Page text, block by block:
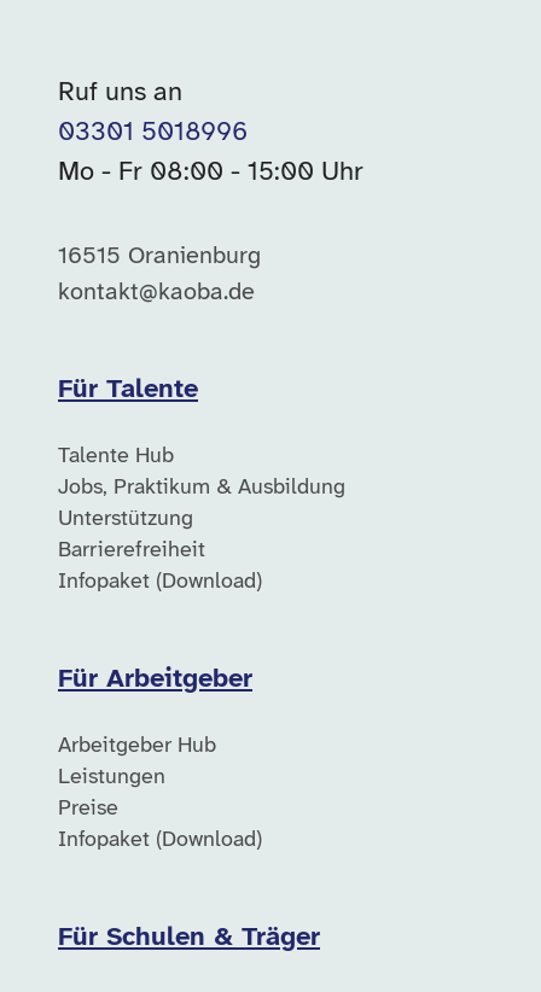
Ruf uns an
03301 5018996
Mo - Fr 08:00 - 15:00 Uhr
16515 Oranienburg
kontakt@kaoba.de
Für Talente
Talente Hub
Jobs, Praktikum & Ausbildung
Unterstützung
Barrierefreiheit
Infopaket (Download)
Für Arbeitgeber
Arbeitgeber Hub
Leistungen
Preise
Infopaket (Download)
Für Schulen & Träger